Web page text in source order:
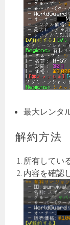
最大レンタ
解約方法
所有してい
内容を確認